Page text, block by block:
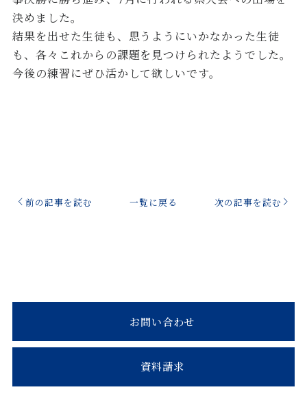
決めました。
結果を出せた生徒も、思うようにいかなかった生徒
も、各々これからの課題を見つけられたようでした。
今後の練習にぜひ活かして欲しいです。
前の記事を読む 一覧に戻る 次の記事を読む
お問い合わせ
資料請求